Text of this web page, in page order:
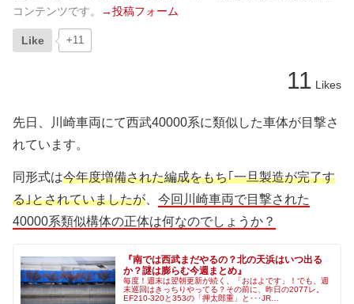
コンテンツです。
→投稿フォーム
Like +11
11 Likes
先日、川崎車両にて西武40000系に類似した車体が目撃さ
れています。
同形式は今年度増備された編成をもち｢一旦製造が完了す
る｣とされていましたが
今回川崎車両で目撃された
40000系類似構体の正体は何なのでしょうか？
『南では西武まだやるの？北の天浜はいつ出る
か？謎は膨らむ今週まとめ』
毎度！週末は翌朝更新が続く、「おはよです」！でも、週
末巡回はきっちりやってる？その前に、昨日の2077レ。
EF210-320と353の「押太郎重」と･･･JR…